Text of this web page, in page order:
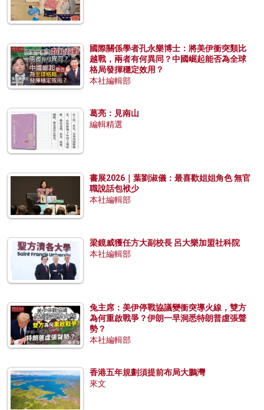
國際關係學者孔永樂博士：將美伊衝突類比
越戰，兩者有何異同？中國崛起能否為全球
格局發揮穩定效用？
本社編輯部
葛亮：見南山
編輯精選
書展2026｜葉劉淑儀：最喜歡姐姐角色 無官
職說話包袱少
本社編輯部
梁鏡威獲任方大副校長 呂大樂加盟社科院
本社編輯部
兔主席：美伊停戰協議變衝突導火線，雙方
為何重啟戰爭？伊朗一早洞悉特朗普虛張聲
勢？
本社編輯部
香港五年規劃須提前布局大鵬灣
來文